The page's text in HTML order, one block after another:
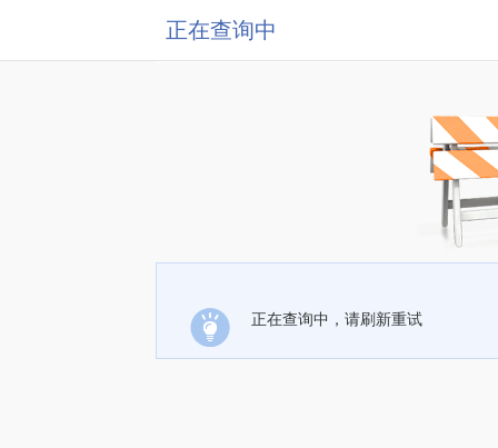
正在查询中
正在查询中，请刷新重试